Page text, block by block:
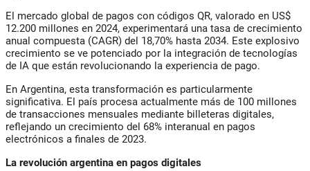
El mercado global de pagos con códigos QR, valorado en US$
12.200 millones en 2024, experimentará una tasa de crecimiento
anual compuesta (CAGR) del 18,70% hasta 2034. Este explosivo
crecimiento se ve potenciado por la integración de tecnologías
de IA que están revolucionando la experiencia de pago.
En Argentina, esta transformación es particularmente
significativa. El país procesa actualmente más de 100 millones
de transacciones mensuales mediante billeteras digitales,
reflejando un crecimiento del 68% interanual en pagos
electrónicos a finales de 2023.
La revolución argentina en pagos digitales